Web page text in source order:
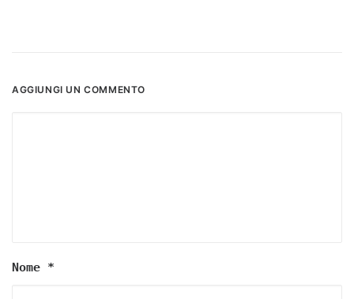
AGGIUNGI UN COMMENTO
Nome *